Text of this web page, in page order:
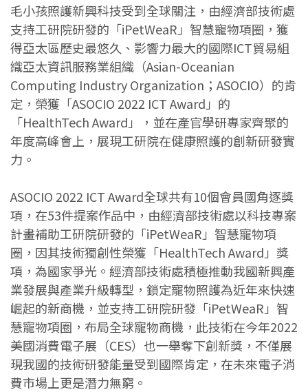
毛小孩照護新興科技受到全球關注，由經濟部技術處
支持工研院研發的「iPetWeaR」智慧寵物項圈，獲
得亞太區歷史最悠久、影響力最大的國際ICT貿易組
織亞太資訊服務業組織（Asian-Oceanian
Computing Industry Organization；ASOCIO）的肯
定，榮獲「ASOCIO 2022 ICT Award」的
「HealthTech Award」，並在產官學研專家齊聚的
年度高峰會上，展現工研院在健康照護的創新研發實
力。
ASOCIO 2022 ICT Award全球共有10個會員國角逐獎
項，在53件提案作品中，由經濟部技術處以科技專案
計畫補助工研院研發的「iPetWeaR」智慧寵物項
圈，因其技術獨創性榮獲「HealthTech Award」獎
項，為國家爭光。經濟部技術處積極推動我國新興產
業發展與產業升級轉型，鎖定寵物照護為近年來快速
崛起的新商機，並支持工研院研發「iPetWeaR」智
慧寵物項圈，布局全球寵物商機，此技術在今年2022
美國消費電子展（CES）也一舉奪下創新獎，不僅展
現我國的技術研發能量受到國際肯定，在未來電子消
費市場上更是潛力無窮。